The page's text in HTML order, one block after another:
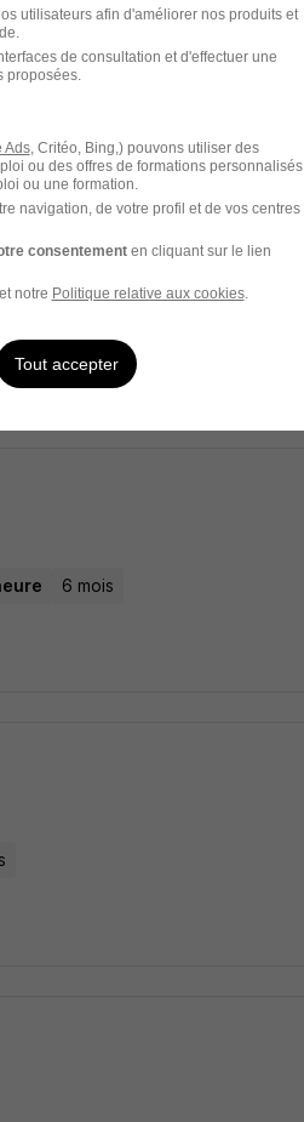
250 € / mois
6 mois
utilisateurs afin d'améliorer nos produits et
de consultation et d'effectuer une
proposées.
Ads, Critéo, Bing,) pouvons utiliser des
ou des offres de formations personnalisés
ou une formation.
navigation, de votre profil et de vos centres
consentementen cliquant sur le lien
et notre Politique relative aux cookies.
Tout accepter